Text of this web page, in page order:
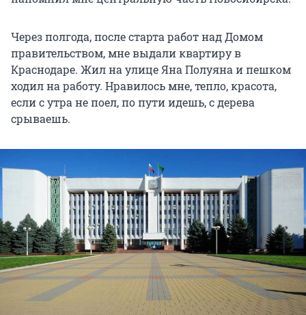
Через полгода, после старта работ над Домом
правительством, мне выдали квартиру в
Краснодаре. Жил на улице Яна Полуяна и пешком
ходил на работу. Нравилось мне, тепло, красота,
если с утра не поел, по пути идешь, с дерева
срываешь.